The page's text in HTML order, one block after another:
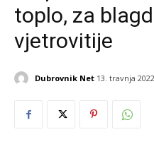
toplo, za
vjetrovitije
Dubrovnik Net 13. travnja